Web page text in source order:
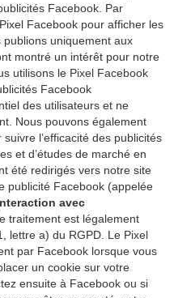
Facebook. Par
Facebook pour afficher les
uniquement aux
montré un intérêt pour notre
utilisons le Pixel Facebook
Facebook
des utilisateurs et ne
Nous pouvons également
l’efficacité des publicités
et d’études de marché en
été redirigés vers notre site
publicité Facebook (appelée
avec
traitement est légalement
lettre a) du RGPD. Le Pixel
par Facebook lorsque vous
un cookie sur votre
ensuite à Facebook ou si